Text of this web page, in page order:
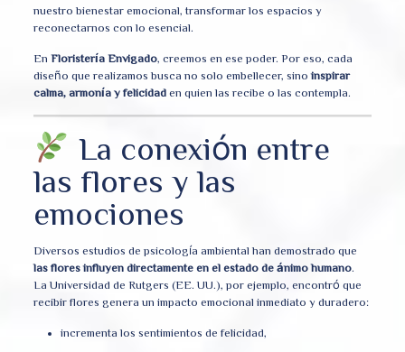
nuestro bienestar emocional, transformar los espacios y
reconectarnos con lo esencial.
En Floristería Envigado, creemos en ese poder. Por eso, cada
diseño que realizamos busca no solo embellecer, sinoinspirar
calma, armonía y felicidaden quien las recibe o las contempla.
La conexión entre
las flores y las
emociones
Diversos estudios de psicología ambiental han demostrado que
las flores influyen directamente en el estado de ánimo humano.
La Universidad de Rutgers (EE. UU.), por ejemplo, encontró que
recibir flores genera un impacto emocional inmediato y duradero:
incrementa los sentimientos de felicidad,